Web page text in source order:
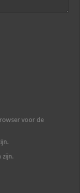
voor de
zijn.